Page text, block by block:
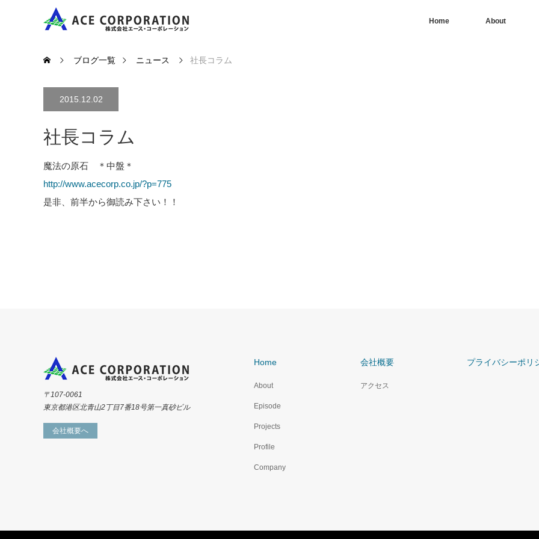
Home About
ブログ一覧 ニュース 社長コラム
2015.12.02
社長コラム
魔法の原石 ＊中盤＊
http://www.acecorp.co.jp/?p=775
是非、前半から御読み下さい！！
Home
About
Episode
Projects
Profile
Company
会社概要
アクセス
プライバシーポリ
〒107-0061
東京都港区北青山2丁目7番18号第一真砂ビル
会社概要へ